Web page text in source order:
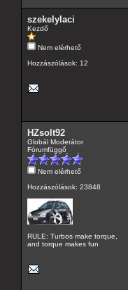
szekelylaci
Kezdő
Nem elérhető
Hozzászólások: 12
HZsolt92
Globál Moderátor
Fórumfüggő
Nem elérhető
Hozzászólások: 23848
RULE: Turbos make torque,
and torque makes fun